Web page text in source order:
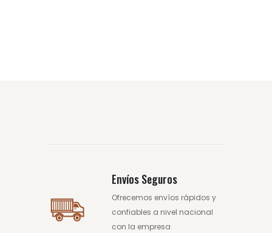
Envíos Seguros
Ofrecemos envíos rápidos y
confiables a nivel nacional
con la empresa